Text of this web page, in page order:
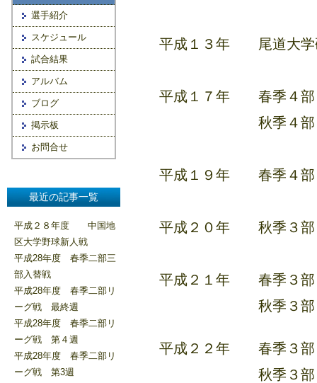
平成１３年 尾道大
平成１７年 春季４
秋季４部リ
平成１９年 春季４
平成２０年 秋季３
平成２１年 春季３
秋季３部リ
平成２２年 春季３
秋季３部リ
選手紹介
スケジュール
試合結果
アルバム
ブログ
掲示板
お問合せ
最近の記事一覧
平成２８年度 中国地
区大学野球新人戦
平成28年度 春季二部三
部入替戦
平成28年度 春季二部リ
ーグ戦 最終週
平成28年度 春季二部リ
ーグ戦 第４週
平成28年度 春季二部リ
ーグ戦 第3週